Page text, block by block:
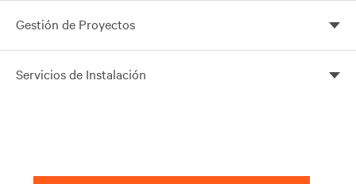
funcionamiento confiable
Gestión de Proyectos
la pena
Servicios de Instalación